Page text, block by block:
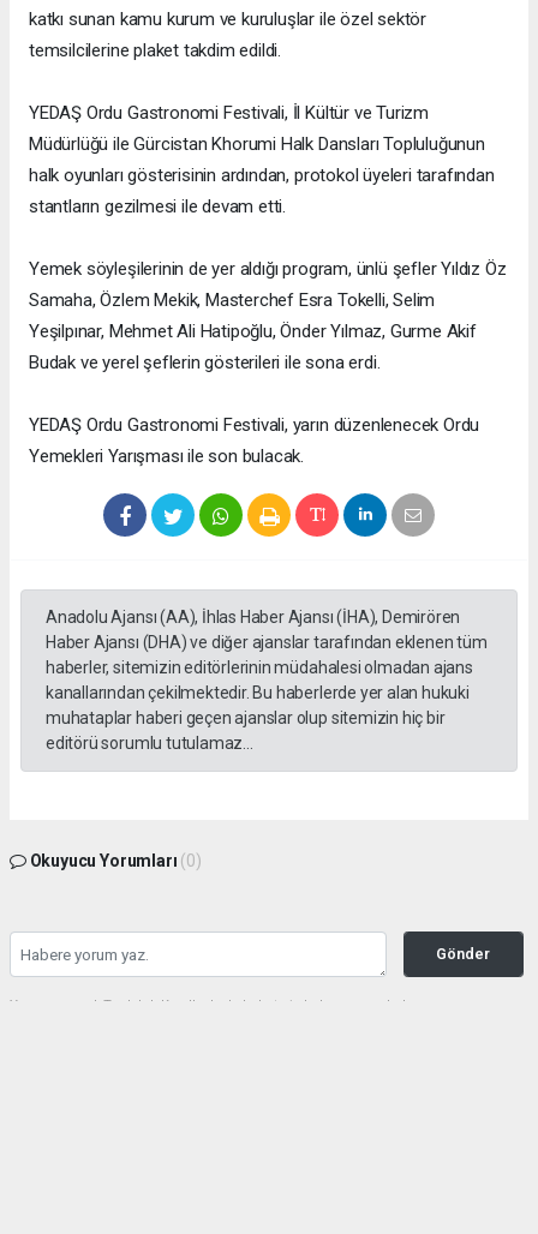
katkı sunan kamu kurum ve kuruluşlar ile özel sektör
temsilcilerine plaket takdim edildi.
YEDAŞ Ordu Gastronomi Festivali, İl Kültür ve Turizm
Müdürlüğü ile Gürcistan Khorumi Halk Dansları Topluluğunun
halk oyunları gösterisinin ardından, protokol üyeleri tarafından
stantların gezilmesi ile devam etti.
Yemek söyleşilerinin de yer aldığı program, ünlü şefler Yıldız Öz
Samaha, Özlem Mekik, Masterchef Esra Tokelli, Selim
Yeşilpınar, Mehmet Ali Hatipoğlu, Önder Yılmaz, Gurme Akif
Budak ve yerel şeflerin gösterileri ile sona erdi.
YEDAŞ Ordu Gastronomi Festivali, yarın düzenlenecek Ordu
Yemekleri Yarışması ile son bulacak.
Anadolu Ajansı (AA), İhlas Haber Ajansı (İHA), Demirören
Haber Ajansı (DHA) ve diğer ajanslar tarafından eklenen tüm
haberler, sitemizin editörlerinin müdahalesi olmadan ajans
kanallarından çekilmektedir. Bu haberlerde yer alan hukuki
muhataplar haberi geçen ajanslar olup sitemizin hiç bir
editörü sorumlu tutulamaz...
Okuyucu Yorumları (0)
Gönder
Yorum yazarak Topluluk Kuralları’nı kabul etmiş bulunuyor ve haberunye.com